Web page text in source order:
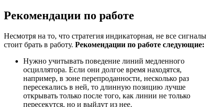
Рекомендации по работе
Несмотря на то, что стратегия индикаторная, не все сигналы
стоит брать в работу. Рекомендации по работе следующие:
Нужно учитывать поведение линий медленного
осциллятора. Если они долгое время находятся,
например, в зоне перепроданности, несколько раз
пересекались в ней, то длинную позицию лучше
открывать только после того, как линии не только
пересекутся, но и выйдут из нее.